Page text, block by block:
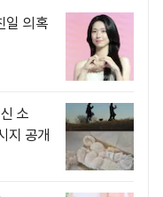
일 의혹
소
지 공개